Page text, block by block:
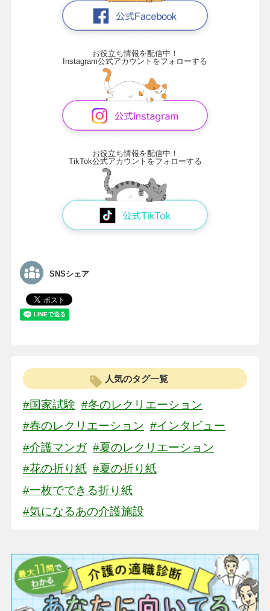
お役立ち情報を配信中！
Instagram公式アカウントをフォローする
お役立ち情報を配信中！
TikTok公式アカウントをフォローする
SNSシェア
人気のタグ一覧
#国家試験 #冬のレクリエーション
#春のレクリエーション #インタビュー
#介護マンガ #夏のレクリエーション
#花の折り紙 #夏の折り紙
#一枚でできる折り紙
#気になるあの介護施設